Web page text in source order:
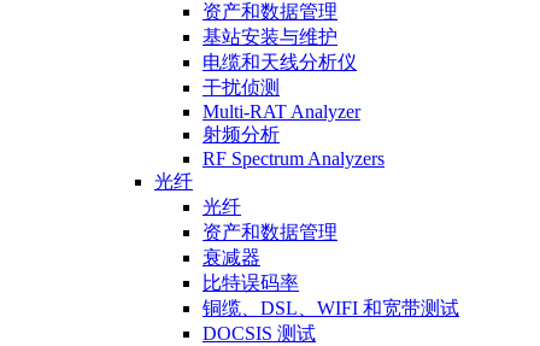
资产和数据管理
基站安装与维护
电缆和天线分析仪
干扰侦测
Multi-RAT Analyzer
射频分析
RF Spectrum Analyzers
光纤
光纤
资产和数据管理
衰减器
比特误码率
铜缆、DSL、WIFI 和宽带测试
DOCSIS 测试